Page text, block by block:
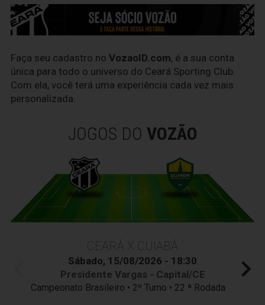
Faça seu cadastro no VozaoID.com, é a sua conta
única para todo o universo do Ceará Sporting Club.
Com ela, você terá uma experiência cada vez mais
personalizada.
JOGOS DO VOZÃO
CEARÁ X CUIABÁ
Sábado, 15/08/2026 - 18:30
Presidente Vargas - Capital/CE
Campeonato Brasileiro • 2º Turno • 22 ª Rodada